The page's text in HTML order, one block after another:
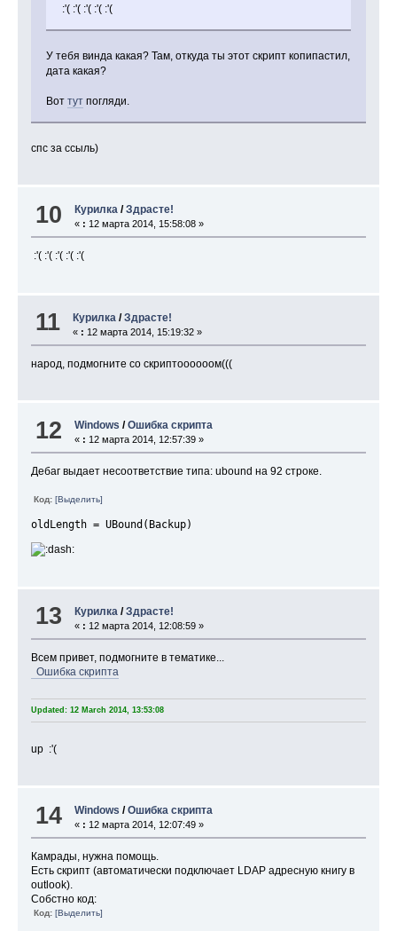
:'( :'( :'( :'( :'(
У тебя винда какая? Там, откуда ты этот скрипт копипастил,
дата какая?
Воттут погляди.
спс за ссыль)
10 Курилка /Здрасте!
« : 12 марта 2014, 15:58:08 »
:'( :'( :'( :'( :'(
11 Курилка /Здрасте!
« : 12 марта 2014, 15:19:32 »
народ, подмогните со скриптоооооом(((
12 Windows /Ошибка скрипта
« : 12 марта 2014, 12:57:39 »
Дебаг выдает несоответствие типа: ubound на 92 строке.
Код: [Выделить]
oldLength = UBound(Backup)
13 Курилка /Здрасте!
« : 12 марта 2014, 12:08:59 »
Всем привет, подмогните в тематике...
Ошибка скрипта
Updated: 12 March 2014, 13:53:08
up :'(
14 Windows /Ошибка скрипта
« : 12 марта 2014, 12:07:49 »
Камрады, нужна помощь.
Есть скрипт (автоматически подключает LDAP адресную книгу в
outlook).
Собстно код:
Код: [Выделить]